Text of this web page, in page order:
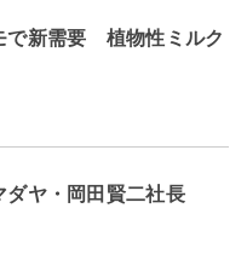
で新需要 植物性ミルク
ダヤ・岡田賢二社長